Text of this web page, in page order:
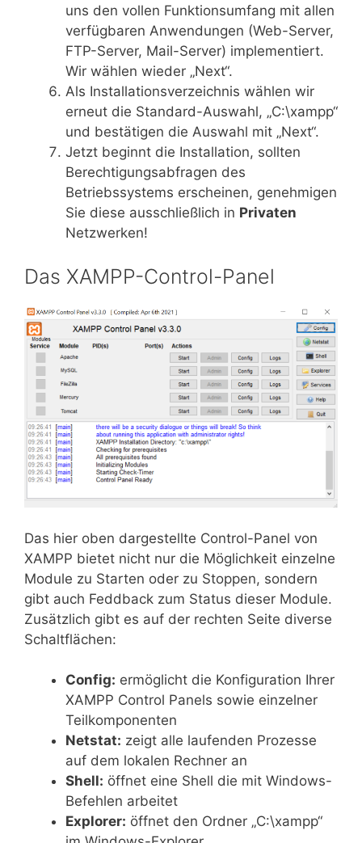
uns den vollen Funktionsumfang mit allen
verfügbaren Anwendungen (Web-Server,
FTP-Server, Mail-Server) implementiert.
Wir wählen wieder „Next“.
Als Installationsverzeichnis wählen wir
erneut die Standard-Auswahl, „C:\xampp“
und bestätigen die Auswahl mit „Next“.
Jetzt beginnt die Installation, sollten
Berechtigungsabfragen des
Betriebssystems erscheinen, genehmigen
Sie diese ausschließlich in Privaten
Netzwerken!
Das XAMPP-Control-Panel
Das hier oben dargestellte Control-Panel von
XAMPP bietet nicht nur die Möglichkeit einzelne
Module zu Starten oder zu Stoppen, sondern
gibt auch Feddback zum Status dieser Module.
Zusätzlich gibt es auf der rechten Seite diverse
Schaltflächen:
Config: ermöglicht die Konfiguration Ihrer
XAMPP Control Panels sowie einzelner
Teilkomponenten
Netstat: zeigt alle laufenden Prozesse
auf dem lokalen Rechner an
Shell: öffnet eine Shell die mit Windows-
Befehlen arbeitet
Explorer: öffnet den Ordner „C:\xampp“